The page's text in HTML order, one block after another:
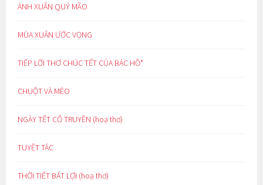
ÁNH XUÂN QUÝ MÃO
MÙA XUÂN ƯỚC VỌNG
TIẾP LỜI THƠ CHÚC TẾT CỦA BÁC HỒ*
CHUỘT VÀ MÈO
NGÀY TẾT CỔ TRUYỀN (hoạ thơ)
TUYỆT TÁC
THỜI TIẾT BẤT LỢI (hoạ thơ)